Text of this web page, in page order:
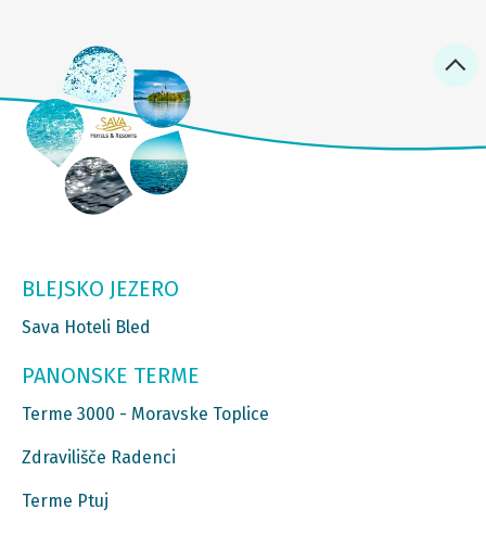
BLEJSKO JEZERO
Sava Hoteli Bled
PANONSKE TERME
Terme 3000 - Moravske Toplice
Zdravilišče Radenci
Terme Ptuj